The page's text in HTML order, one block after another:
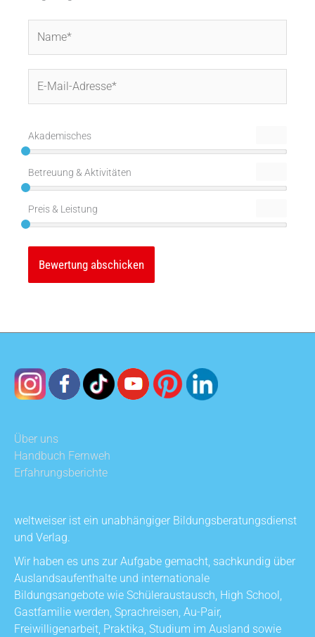
Mail-
Akademisches
Betreuung & Aktivitäten
Preis & Leistung
Über uns
Handbuch Fernweh
Erfahrungsberichte
weltweiser ist ein unabhängiger Bildungsberatungsdienst
und Verlag.
Wir haben es uns zur Aufgabe gemacht, sachkundig über
Auslandsaufenthalte und internationale
Bildungsangebote wie Schüleraustausch, High School,
Gastfamilie werden, Sprachreisen, Au-Pair,
Freiwilligenarbeit, Praktika, Studium im Ausland sowie